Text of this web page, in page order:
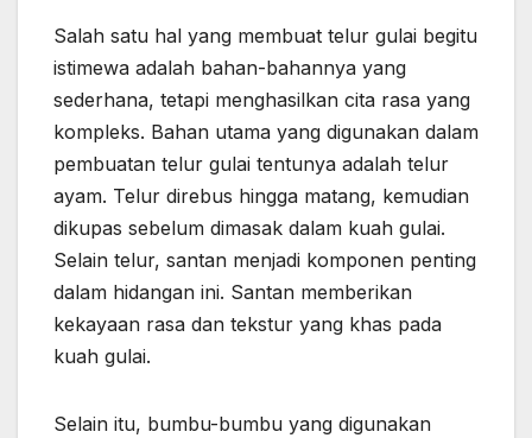
Salah satu hal yang membuat telur gulai begitu
istimewa adalah bahan-bahannya yang
sederhana, tetapi menghasilkan cita rasa yang
kompleks. Bahan utama yang digunakan dalam
pembuatan telur gulai tentunya adalah telur
ayam. Telur direbus hingga matang, kemudian
dikupas sebelum dimasak dalam kuah gulai.
Selain telur, santan menjadi komponen penting
dalam hidangan ini. Santan memberikan
kekayaan rasa dan tekstur yang khas pada
kuah gulai.
Selain itu, bumbu-bumbu yang digunakan